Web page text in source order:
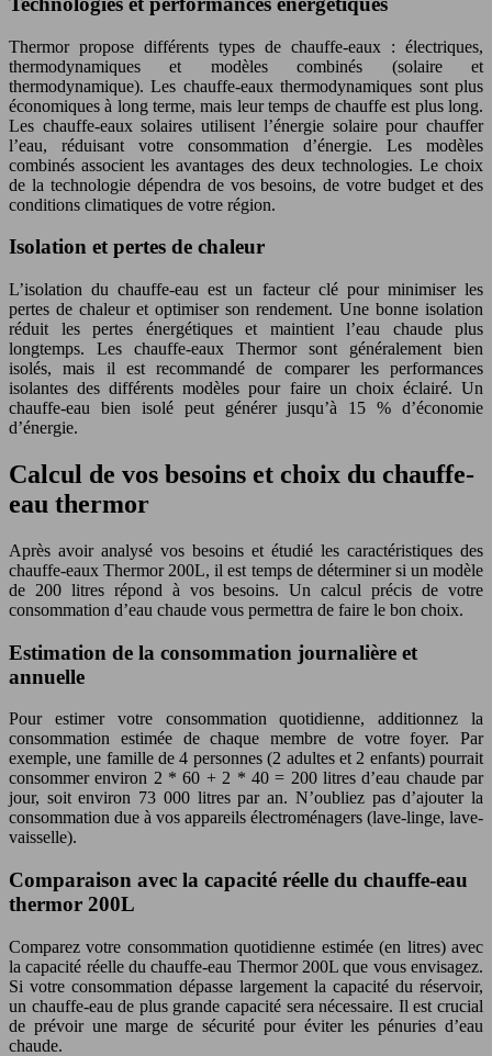
Thermor propose différents types de chauffe-eaux : électriques,
thermodynamiques et modèles combinés (solaire et
thermodynamique). Les chauffe-eaux thermodynamiques sont plus
économiques à long terme, mais leur temps de chauffe est plus long.
Les chauffe-eaux solaires utilisent l’énergie solaire pour chauffer
l’eau, réduisant votre consommation d’énergie. Les modèles
combinés associent les avantages des deux technologies. Le choix
de la technologie dépendra de vos besoins, de votre budget et des
conditions climatiques de votre région.
Isolation et pertes de chaleur
L’isolation du chauffe-eau est un facteur clé pour minimiser les
pertes de chaleur et optimiser son rendement. Une bonne isolation
réduit les pertes énergétiques et maintient l’eau chaude plus
longtemps. Les chauffe-eaux Thermor sont généralement bien
isolés, mais il est recommandé de comparer les performances
isolantes des différents modèles pour faire un choix éclairé. Un
chauffe-eau bien isolé peut générer jusqu’à 15 % d’économie
d’énergie.
Calcul de vos besoins et choix du chauffe-
eau thermor
Après avoir analysé vos besoins et étudié les caractéristiques des
chauffe-eaux Thermor 200L, il est temps de déterminer si un modèle
de 200 litres répond à vos besoins. Un calcul précis de votre
consommation d’eau chaude vous permettra de faire le bon choix.
Estimation de la consommation journalière et
annuelle
Pour estimer votre consommation quotidienne, additionnez la
consommation estimée de chaque membre de votre foyer. Par
exemple, une famille de 4 personnes (2 adultes et 2 enfants) pourrait
consommer environ 2 * 60 + 2 * 40 = 200 litres d’eau chaude par
jour, soit environ 73 000 litres par an. N’oubliez pas d’ajouter la
consommation due à vos appareils électroménagers (lave-linge, lave-
vaisselle).
Comparaison avec la capacité réelle du chauffe-eau
thermor 200L
Comparez votre consommation quotidienne estimée (en litres) avec
la capacité réelle du chauffe-eau Thermor 200L que vous envisagez.
Si votre consommation dépasse largement la capacité du réservoir,
un chauffe-eau de plus grande capacité sera nécessaire. Il est crucial
de prévoir une marge de sécurité pour éviter les pénuries d’eau
chaude.